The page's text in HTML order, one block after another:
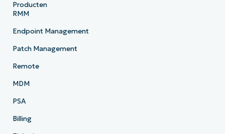
Producten
RMM
Endpoint Management
Patch Management
Remote
MDM
PSA
Billing